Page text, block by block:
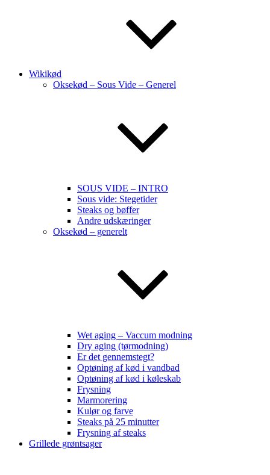
Wikikød
Oksekød – Sous Vide – Generel
SOUS VIDE – INTRO
Sous vide: Stegetider
Steaks og bøffer
Andre udskæringer
Oksekød – generelt
Wet aging – Vaccum modning
Dry aging (tørmodning)
Er det gennemstegt?
Optøning af kød i vandbad
Optøning af kød i køleskab
Frysning
Marmorering
Kulør og farve
Steaks på 25 minutter
Frysning af steaks
Grillede grøntsager